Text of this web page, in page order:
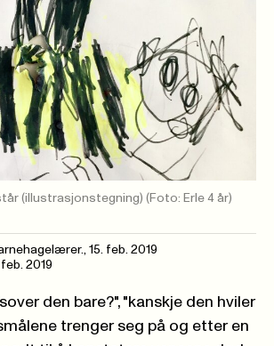
(illustrasjonstegning) (Foto: Erle 4 år)
15. feb. 2019
2019
den bare?", "kanskje den hviler
trenger seg på og etter en